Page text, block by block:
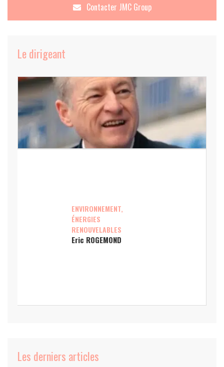
Contacter JMC Group
Le dirigeant
ENVIRONNEMENT,
ÉNERGIES
RENOUVELABLES
Eric ROGEMOND
Les derniers articles